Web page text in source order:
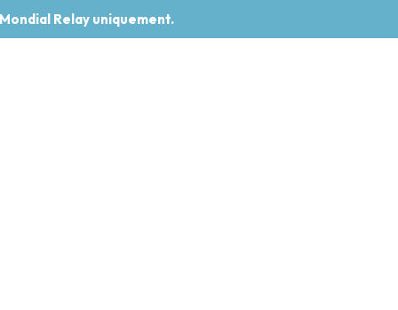
Relay uniquement.